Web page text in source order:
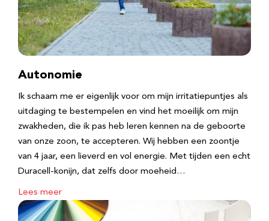
Autonomie
Ik schaam me er eigenlijk voor om mijn irritatiepuntjes als
uitdaging te bestempelen en vind het moeilijk om mijn
zwakheden, die ik pas heb leren kennen na de geboorte
van onze zoon, te accepteren. Wij hebben een zoontje
van 4 jaar, een lieverd en vol energie. Met tijden een echt
Duracell-konijn, dat zelfs door moeheid…
Lees meer